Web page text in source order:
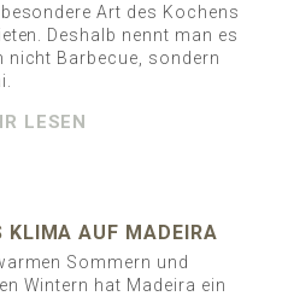
besondere Art des Kochens
Deshalb nennt man es
nicht Barbecue, sondern
LESEN
KLIMA AUF MADEIRA
Sommern und
Wintern hat Madeira ein